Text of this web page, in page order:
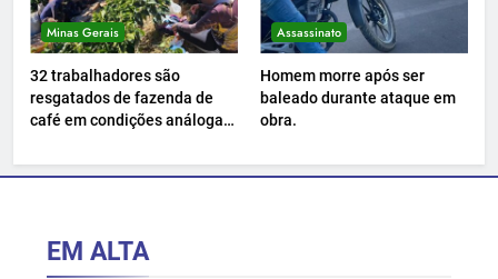
Minas Gerais
32 trabalhadores são
resgatados de fazenda de
café em condições análogas
Assassinato
Homem morre após ser
baleado durante ataque em
obra.
EM ALTA